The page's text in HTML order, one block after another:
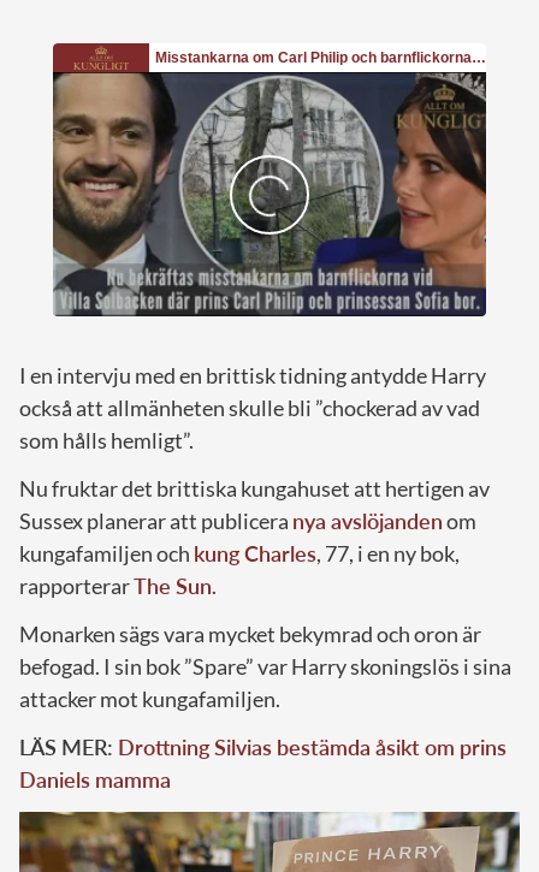
I en intervju med en brittisk tidning antydde Harry
också att allmänheten skulle bli ”chockerad av vad
som hålls hemligt”.
Nu fruktar det brittiska kungahuset att hertigen av
Sussex planerar att publicera nya avslöjandenom
kungafamiljen och kung Charles, 77, i en ny bok,
rapporterarThe Sun.
Monarken sägs vara mycket bekymrad och oron är
befogad. I sin bok ”Spare” var Harry skoningslös i sina
attacker mot kungafamiljen.
LÄS MER: Drottning Silvias bestämda åsikt om prins
Daniels mamma